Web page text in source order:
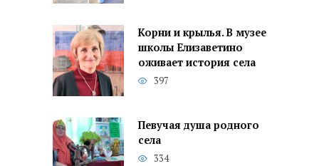
Корни и крылья. В музее
школы Елизаветино
оживает история села
397
Певучая душа родного
села
334